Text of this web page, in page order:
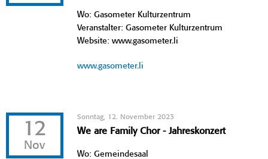
Wo: Gasometer Kulturzentrum
Veranstalter: Gasometer Kulturzentrum
Website: www.gasometer.li
www.gasometer.li
12
Nov
Sonntag, 12. November 2023
We are Family Chor - Jahreskonzert
Wo: Gemeindesaal